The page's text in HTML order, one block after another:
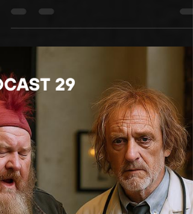
De inktpodcast 30 Muziek voor tekst deel II.
Met Fiep van Bodegom en Patrick Bassant